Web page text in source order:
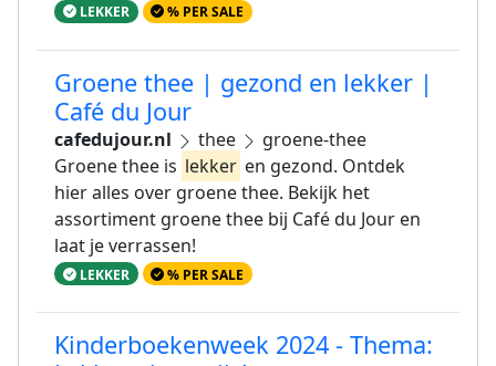
LEKKER % PER SALE
Groene thee | gezond en lekker |
Café du Jour
cafedujour.nl thee
groene-thee
Groene thee is lekker en gezond. Ontdek
hier alles over groene thee. Bekijk het
assortiment groene thee bij Café du Jour en
laat je verrassen!
LEKKER % PER SALE
Kinderboekenweek 2024 - Thema: